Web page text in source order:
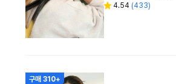
별
점
4.54
리
(433)
구매 310+